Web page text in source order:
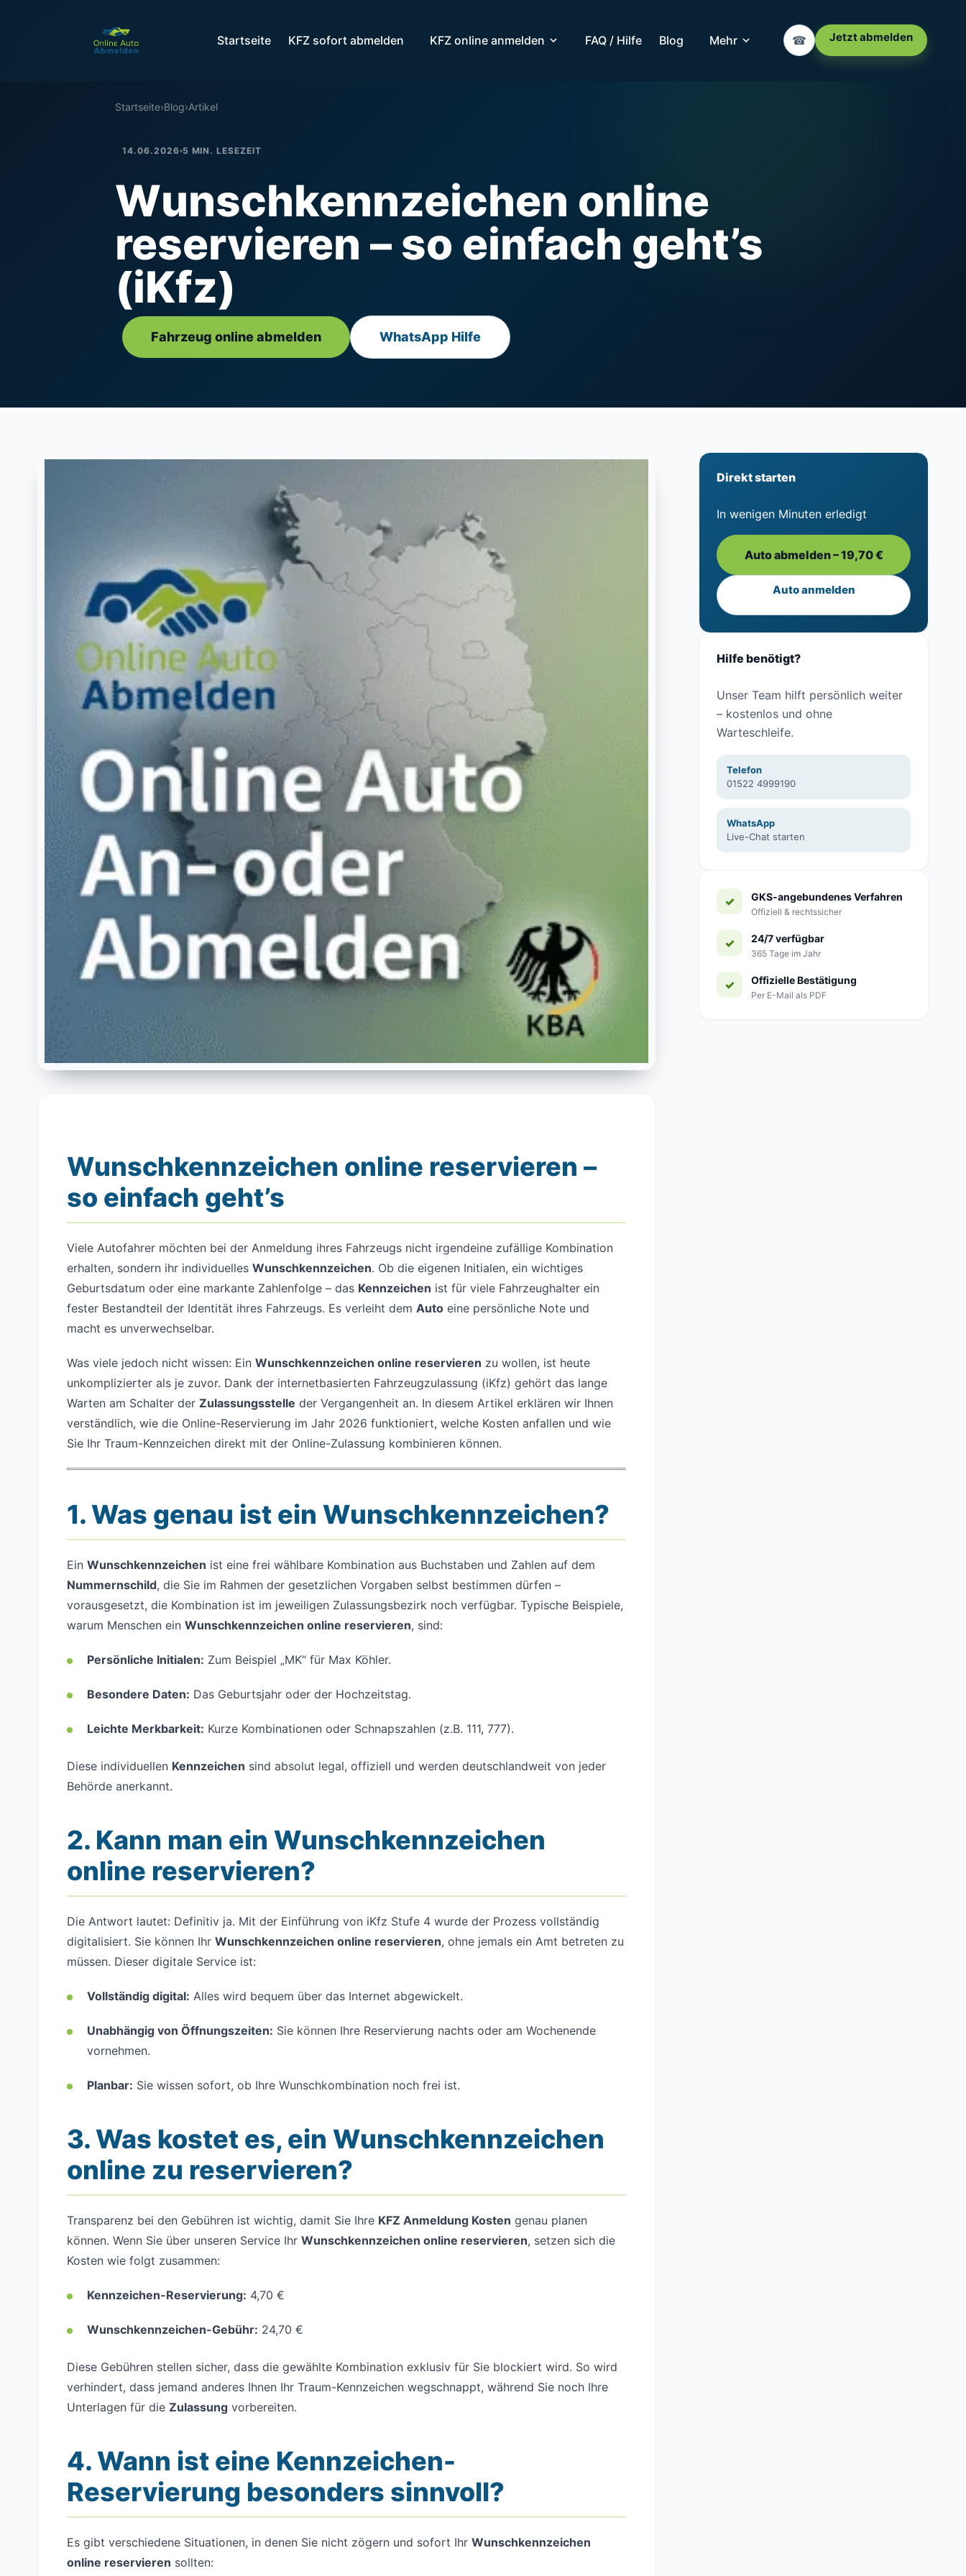
Startseite KFZ sofort abmelden KFZ online anmelden FAQ / Hilfe Blog Mehr ☎ Jetzt abmelden
Startseite›Blog›Artikel
14.06.2026 5 MIN. LESEZEIT
Wunschkennzeichen online
reservieren – so einfach geht’s
(iKfz)
Fahrzeug online abmelden WhatsApp Hilfe
Wunschkennzeichen online reservieren –
so einfach geht’s
Viele Autofahrer möchten bei der Anmeldung ihres Fahrzeugs nicht irgendeine zufällige Kombination
erhalten, sondern ihr individuelles Wunschkennzeichen. Ob die eigenen Initialen, ein wichtiges
Geburtsdatum oder eine markante Zahlenfolge – das Kennzeichen ist für viele Fahrzeughalter ein
fester Bestandteil der Identität ihres Fahrzeugs. Es verleiht dem Auto eine persönliche Note und
macht es unverwechselbar.
Was viele jedoch nicht wissen: Ein Wunschkennzeichen online reservieren zu wollen, ist heute
unkomplizierter als je zuvor. Dank der internetbasierten Fahrzeugzulassung (iKfz) gehört das lange
Warten am Schalter der Zulassungsstelle der Vergangenheit an. In diesem Artikel erklären wir Ihnen
verständlich, wie die Online-Reservierung im Jahr 2026 funktioniert, welche Kosten anfallen und wie
Sie Ihr Traum-Kennzeichen direkt mit der Online-Zulassung kombinieren können.
1. Was genau ist ein Wunschkennzeichen?
Ein Wunschkennzeichen ist eine frei wählbare Kombination aus Buchstaben und Zahlen auf dem
Nummernschild, die Sie im Rahmen der gesetzlichen Vorgaben selbst bestimmen dürfen –
vorausgesetzt, die Kombination ist im jeweiligen Zulassungsbezirk noch verfügbar. Typische Beispiele,
warum Menschen ein Wunschkennzeichen online reservieren, sind:
Persönliche Initialen: Zum Beispiel „MK“ für Max Köhler.
Besondere Daten: Das Geburtsjahr oder der Hochzeitstag.
Leichte Merkbarkeit: Kurze Kombinationen oder Schnapszahlen (z.B. 111, 777).
Diese individuellen Kennzeichen sind absolut legal, offiziell und werden deutschlandweit von jeder
Behörde anerkannt.
2. Kann man ein Wunschkennzeichen
online reservieren?
Die Antwort lautet: Definitiv ja. Mit der Einführung von iKfz Stufe 4 wurde der Prozess vollständig
digitalisiert. Sie können Ihr Wunschkennzeichen online reservieren, ohne jemals ein Amt betreten zu
müssen. Dieser digitale Service ist:
Vollständig digital: Alles wird bequem über das Internet abgewickelt.
Unabhängig von Öffnungszeiten: Sie können Ihre Reservierung nachts oder am Wochenende
vornehmen.
Planbar: Sie wissen sofort, ob Ihre Wunschkombination noch frei ist.
3. Was kostet es, ein Wunschkennzeichen
online zu reservieren?
Transparenz bei den Gebühren ist wichtig, damit Sie Ihre KFZ Anmeldung Kosten genau planen
können. Wenn Sie über unseren Service Ihr Wunschkennzeichen online reservieren, setzen sich die
Kosten wie folgt zusammen:
Kennzeichen-Reservierung: 4,70 €
Wunschkennzeichen-Gebühr: 24,70 €
Diese Gebühren stellen sicher, dass die gewählte Kombination exklusiv für Sie blockiert wird. So wird
verhindert, dass jemand anderes Ihnen Ihr Traum-Kennzeichen wegschnappt, während Sie noch Ihre
Unterlagen für die Zulassung vorbereiten.
4. Wann ist eine Kennzeichen-
Reservierung besonders sinnvoll?
Es gibt verschiedene Situationen, in denen Sie nicht zögern und sofort Ihr Wunschkennzeichen
online reservieren sollten:
Direkt starten
In wenigen Minuten erledigt
Auto abmelden – 19,70 €
Auto anmelden
Hilfe benötigt?
Unser Team hilft persönlich weiter
– kostenlos und ohne
Warteschleife.
Telefon
01522 4999190
WhatsApp
Live-Chat starten
GKS-angebundenes Verfahren
Offiziell & rechtssicher
24/7 verfügbar
365 Tage im Jahr
Offizielle Bestätigung
Per E-Mail als PDF